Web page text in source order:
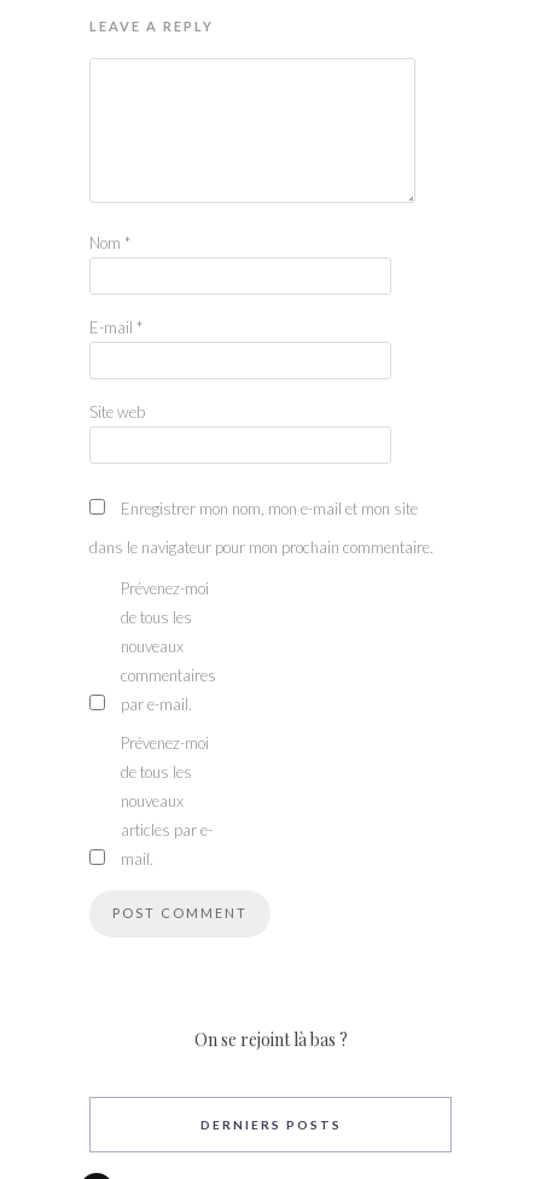
LEAVE A REPLY
Nom *
E-mail *
Site web
Enregistrer mon nom, mon e-mail et mon site
dans le navigateur pour mon prochain commentaire.
Prévenez-moi
de tous les
nouveaux
commentaires
par e-mail.
Prévenez-moi
de tous les
nouveaux
articles par e-
mail.
On se rejoint là bas ?
DERNIERS POSTS